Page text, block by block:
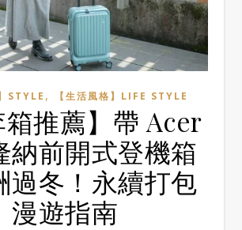
STYLE , 【生活風格】LIFE STYLE
箱推薦】帶 Acer
納前開式登機箱
過冬！永續打包
漫遊指南